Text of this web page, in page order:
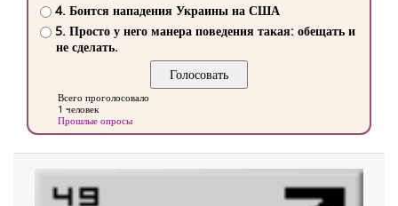
4. Боится нападения Украины на США
5. Просто у него манера поведения такая: обещать и
не сделать.
Всего проголосовало
1 человек
Прошлые опросы